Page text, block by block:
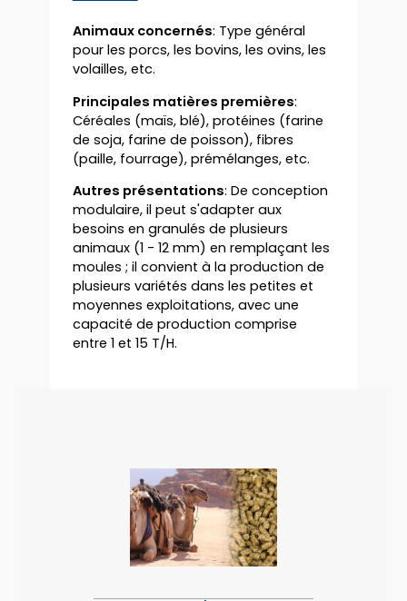
Animaux concernés: Type général
pour les porcs, les bovins, les ovins, les
volailles, etc.
Principales matières premières:
Céréales (maïs, blé), protéines (farine
de soja, farine de poisson), fibres
(paille, fourrage), prémélanges, etc.
Autres présentations: De conception
modulaire, il peut s'adapter aux
besoins en granulés de plusieurs
animaux (1 - 12 mm) en remplaçant les
moules ; il convient à la production de
plusieurs variétés dans les petites et
moyennes exploitations, avec une
capacité de production comprise
entre 1 et 15 T/H.